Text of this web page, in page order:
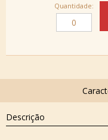
Quantidade:
Descrição